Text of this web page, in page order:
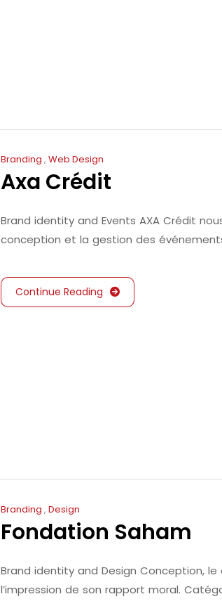
Branding , Web Design
Axa Crédit
Brand identity and Events AXA Crédit
conception et la gestion des
Continue Reading
Branding , Design
Fondation Saham
Brand identity and Design Conception, le
l’impression de son rapport moral.